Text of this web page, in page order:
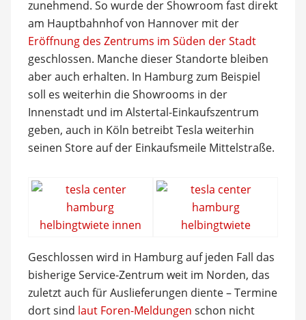
zunehmend. So wurde der Showroom fast direkt
am Hauptbahnhof von Hannover mit der
Eröffnung des Zentrums im Süden der Stadt
geschlossen. Manche dieser Standorte bleiben
aber auch erhalten. In Hamburg zum Beispiel
soll es weiterhin die Showrooms in der
Innenstadt und im Alstertal-Einkaufszentrum
geben, auch in Köln betreibt Tesla weiterhin
seinen Store auf der Einkaufsmeile Mittelstraße.
Geschlossen wird in Hamburg auf jeden Fall das
bisherige Service-Zentrum weit im Norden, das
zuletzt auch für Auslieferungen diente – Termine
dort sind laut Foren-Meldungen schon nicht